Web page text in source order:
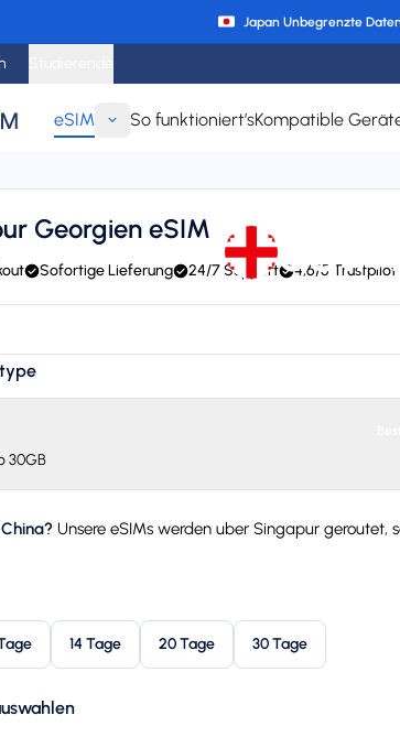
Japan Unbegrenzte
eSIM So funktioniert’sKompatible
Georgien eSIM
Sofortige Lieferung 24/7 Support 4,6/5 Trustpilot
30GB
Unsere eSIMs werden uber Singapur
14 Tage 20 Tage 30 Tage